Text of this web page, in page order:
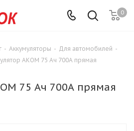
0
- Аккумуляторы - Для автомобилей -
AКОМ 75 Ач 700А прямая
75 Ач 700А прямая